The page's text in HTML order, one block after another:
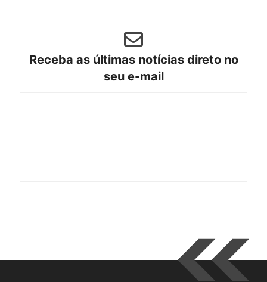
Receba as últimas notícias direto no
seu e-mail